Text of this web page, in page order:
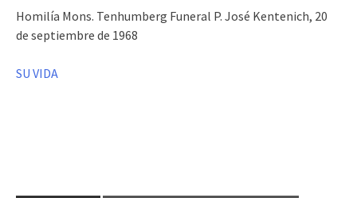
Homilía Mons. Tenhumberg Funeral P. José Kentenich, 20
de septiembre de 1968
SU VIDA